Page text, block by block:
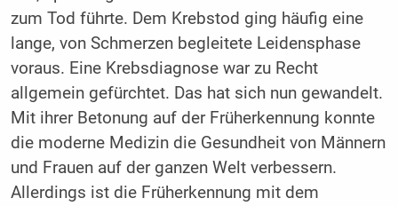
zum Tod führte. Dem Krebstod ging häufig eine
lange, von Schmerzen begleitete Leidensphase
voraus. Eine Krebsdiagnose war zu Recht
allgemein gefürchtet. Das hat sich nun gewandelt.
Mit ihrer Betonung auf der Früherkennung konnte
die moderne Medizin die Gesundheit von Männern
und Frauen auf der ganzen Welt verbessern.
Allerdings ist die Früherkennung mit dem